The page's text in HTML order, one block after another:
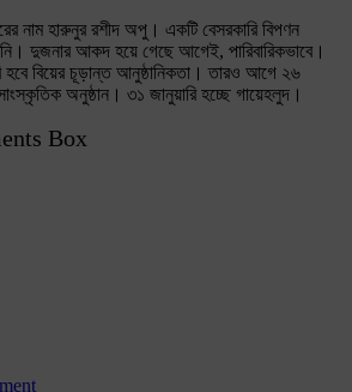
নাম হারুনুর রশীদ অপু। একটি বেসরকারি বিপণন
দুজনার আকদ হয়ে গেছে আগেই, পারিবারিকভাবে।
হবে বিয়ের চূড়ান্ত আনুষ্ঠানিকতা। তারও আগে ২৬
অনুষ্ঠান। ৩১ জানুয়ারি হচ্ছে গায়েহলুদ।
Box